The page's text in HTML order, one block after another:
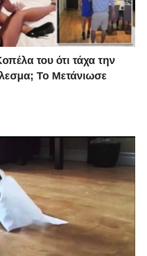
του ότι τάχα την
Το Μετάνιωσε